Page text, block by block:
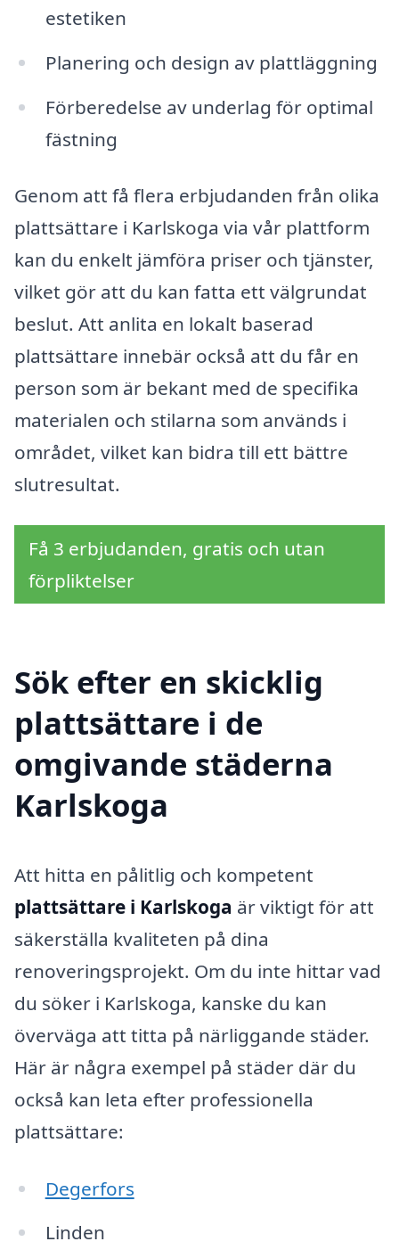
estetiken
Planering och design av plattläggning
Förberedelse av underlag för optimal
fästning
Genom att få flera erbjudanden från olika
plattsättare i Karlskoga via vår plattform
kan du enkelt jämföra priser och tjänster,
vilket gör att du kan fatta ett välgrundat
beslut. Att anlita en lokalt baserad
plattsättare innebär också att du får en
person som är bekant med de specifika
materialen och stilarna som används i
området, vilket kan bidra till ett bättre
slutresultat.
Få 3 erbjudanden, gratis och utan
förpliktelser
Sök efter en skicklig
plattsättare i de
omgivande städerna
Karlskoga
Att hitta en pålitlig och kompetent
plattsättare i Karlskoga är viktigt för att
säkerställa kvaliteten på dina
renoveringsprojekt. Om du inte hittar vad
du söker i Karlskoga, kanske du kan
överväga att titta på närliggande städer.
Här är några exempel på städer där du
också kan leta efter professionella
plattsättare:
Degerfors
Linden